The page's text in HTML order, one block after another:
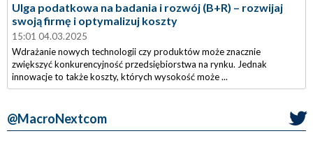
Ulga podatkowa na badania i rozwój (B+R) – rozwijaj
swoją firmę i optymalizuj koszty
15:01 04.03.2025
Wdrażanie nowych technologii czy produktów może znacznie
zwiększyć konkurencyjność przedsiębiorstwa na rynku. Jednak
innowacje to także koszty, których wysokość może ...
@MacroNextcom